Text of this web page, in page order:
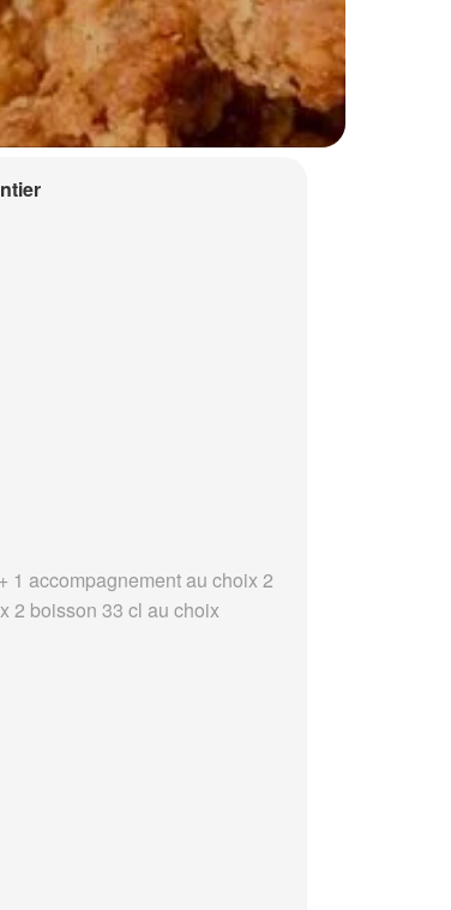
1 accompagnement au choix 2
2 boisson 33 cl au choix